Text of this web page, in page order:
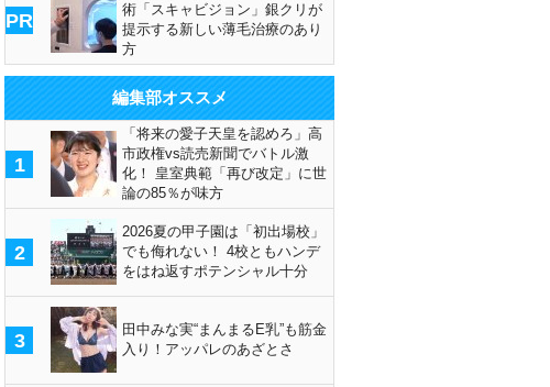
PR
術「スキャビジョン」銀クリが
提示する新しい薄毛治療のあり
方
編集部オススメ
1
「将来の愛子天皇を認めろ」高
市政権vs読売新聞でバトル激
化！ 皇室典範「再び改定」に世
論の85％が味方
2
2026夏の甲子園は「初出場校」
でも侮れない！ 4校ともハンデ
をはね返すポテンシャル十分
3
田中みな実“まんまるE乳”も筋金
入り！アッパレのあざとさ